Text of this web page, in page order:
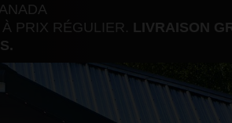
PRIX RÉGULIER. LIVRAISON